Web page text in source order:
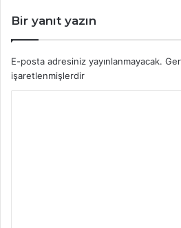
Bir yanıt yazın
E-posta adresiniz yayınlanmayacak.
işaretlenmişlerdir